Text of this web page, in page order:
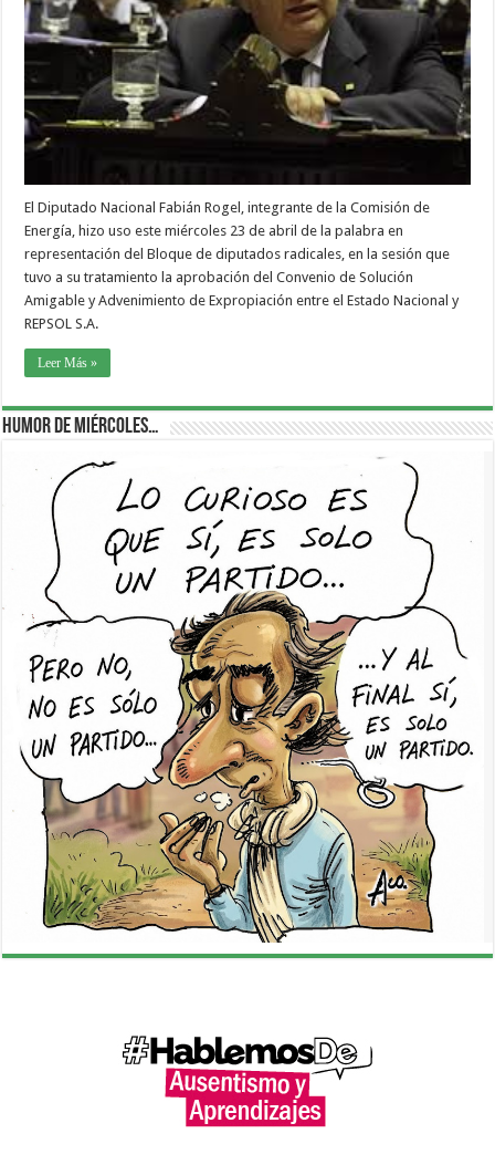
El Diputado Nacional Fabián Rogel, integrante de la Comisión de
Energía, hizo uso este miércoles 23 de abril de la palabra en
representación del Bloque de diputados radicales, en la sesión que
tuvo a su tratamiento la aprobación del Convenio de Solución
Amigable y Advenimiento de Expropiación entre el Estado Nacional y
REPSOL S.A.
Leer Más »
Humor de Miércoles…